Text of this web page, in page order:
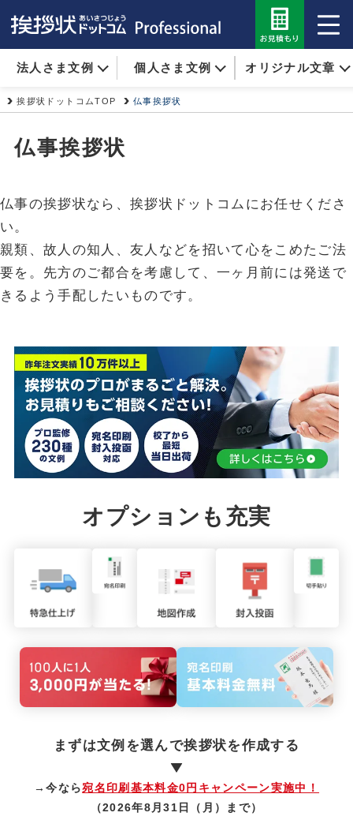
挨拶状ドットコムTOP 仏事挨拶状
仏事挨拶状
仏事の挨拶状なら、挨拶状ドットコムにお任せくださ
い。
親類、故人の知人、友人などを招いて心をこめたご法
要を。先方のご都合を考慮して、一ヶ月前には発送で
きるよう手配したいものです。
オプションも充実
まずは文例を選んで挨拶状を作成する
→今なら宛名印刷基本料金0円キャンペーン実施中！
（2026年8月31日（月）まで）
法人さま文例 個人さま文例 オリジナル文章